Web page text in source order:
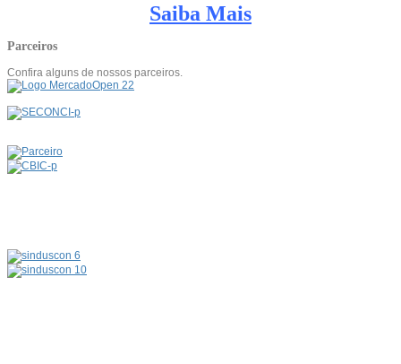
Saiba Mais
Parceiros
Confira alguns de nossos parceiros.